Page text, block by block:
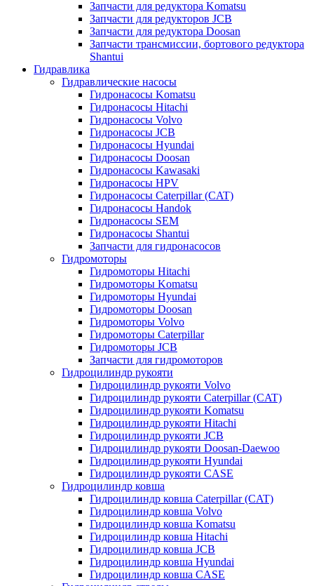
Запчасти для редуктора Komatsu
Запчасти для редукторов JCB
Запчасти для редуктора Doosan
Запчасти трансмиссии, бортового редуктора
Shantui
Гидравлика
Гидравлические насосы
Гидронасосы Komatsu
Гидронасосы Hitachi
Гидронасосы Volvo
Гидронасосы JCB
Гидронасосы Hyundai
Гидронасосы Doosan
Гидронасосы Kawasaki
Гидронасосы HPV
Гидронасосы Caterpillar (CAT)
Гидронасосы Handok
Гидронасосы SEM
Гидронасосы Shantui
Запчасти для гидронасосов
Гидромоторы
Гидромоторы Hitachi
Гидромоторы Komatsu
Гидромоторы Hyundai
Гидромоторы Doosan
Гидромоторы Volvo
Гидромоторы Caterpillar
Гидромоторы JCB
Запчасти для гидромоторов
Гидроцилиндр рукояти
Гидроцилиндр рукояти Volvo
Гидроцилиндр рукояти Caterpillar (CAT)
Гидроцилиндр рукояти Komatsu
Гидроцилиндр рукояти Hitachi
Гидроцилиндр рукояти JCB
Гидроцилиндр рукояти Doosan-Daewoo
Гидроцилиндр рукояти Hyundai
Гидроцилиндр рукояти CASE
Гидроцилиндр ковша
Гидроцилиндр ковша Caterpillar (CAT)
Гидроцилиндр ковша Volvo
Гидроцилиндр ковша Komatsu
Гидроцилиндр ковша Hitachi
Гидроцилиндр ковша JCB
Гидроцилиндр ковша Hyundai
Гидроцилиндр ковша CASE